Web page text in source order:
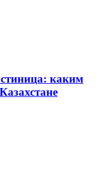
каким